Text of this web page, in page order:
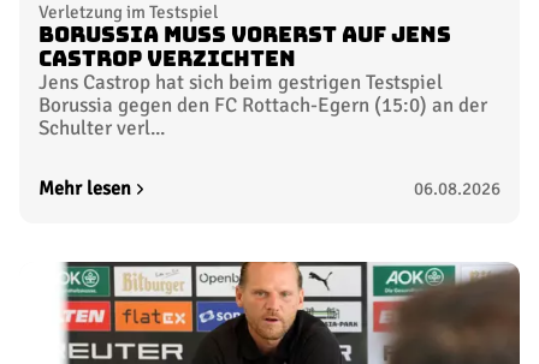
Verletzung im Testspiel
Borussia muss vorerst auf Jens
Castrop verzichten
Jens Castrop hat sich beim gestrigen Testspiel
Borussia gegen den FC Rottach-Egern (15:0) an der
Schulter verl...
Mehr lesen 06.08.2026